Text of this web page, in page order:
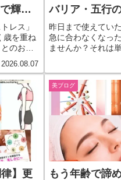
輝く
レス」
歳を重ね
のお付
ますか
を」深め
2026.08.07
バリア・五行
係
昨日まで使えてい
急に合わなくなっ
ませんか？それは
はなく、心とお肌
限界を迎えている
ん。肌の拒否反応
えします
】更
美ブログ
もう年齢で諦